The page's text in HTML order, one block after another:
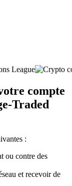
compte
Traded
:
ou contre des
et recevoir de